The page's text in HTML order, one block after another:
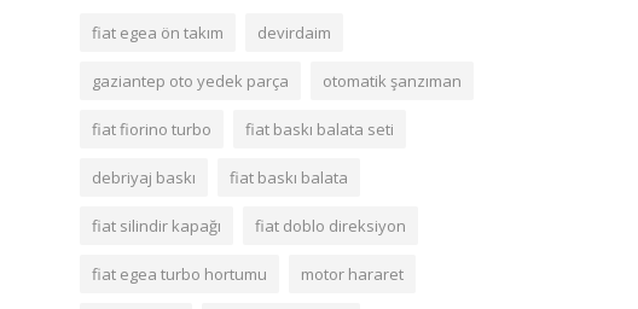
fiat egea ön takım devirdaim
gaziantep oto yedek parça otomatik şanzıman
fiat fiorino turbo fiat baskı balata seti
debriyaj baskı fiat baskı balata
fiat silindir kapağı fiat doblo direksiyon
fiat egea turbo hortumu motor hararet